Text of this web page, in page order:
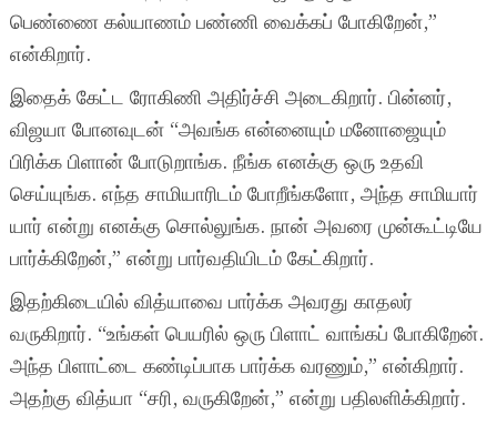
பெண்ணை கல்யாணம் பண்ணி வைக்கப் போகிறேன்,”
என்கிறார்.
இதைக் கேட்ட ரோகிணி அதிர்ச்சி அடைகிறார். பின்னர்,
விஜயா போனவுடன் “அவங்க என்னையும் மனோஜையும்
பிரிக்க பிளான் போடுறாங்க. நீங்க எனக்கு ஒரு உதவி
செய்யுங்க. எந்த சாமியாரிடம் போறீங்களோ, அந்த சாமியார்
யார் என்று எனக்கு சொல்லுங்க. நான் அவரை முன்கூட்டியே
பார்க்கிறேன்,” என்று பார்வதியிடம் கேட்கிறார்.
இதற்கிடையில் வித்யாவை பார்க்க அவரது காதலர்
வருகிறார். “உங்கள் பெயரில் ஒரு பிளாட் வாங்கப் போகிறேன்.
அந்த பிளாட்டை கண்டிப்பாக பார்க்க வரணும்,” என்கிறார்.
அதற்கு வித்யா “சரி, வருகிறேன்,” என்று பதிலளிக்கிறார்.